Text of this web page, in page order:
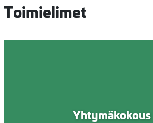
Toimielimet
Yhtymäkokous